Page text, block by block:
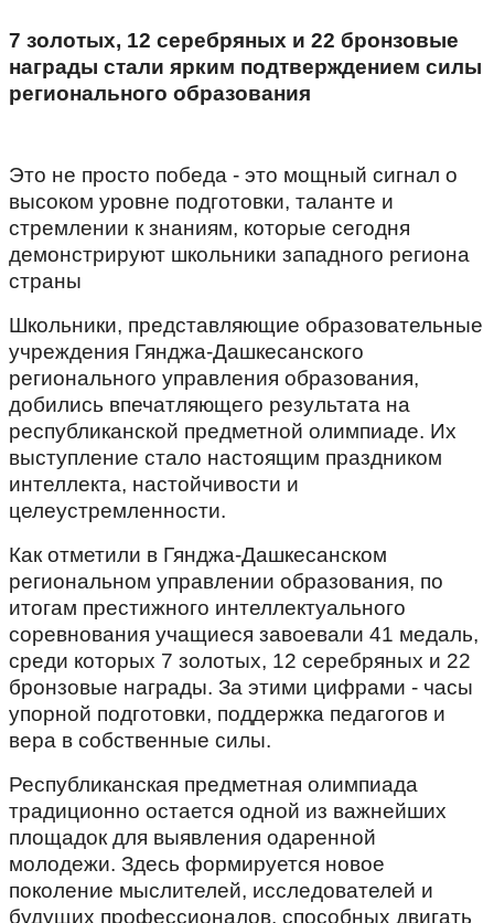
7 золотых, 12 серебряных и 22 бронзовые
награды стали ярким подтверждением силы
регионального образования
Это не просто победа - это мощный сигнал о
высоком уровне подготовки, таланте и
стремлении к знаниям, которые сегодня
демонстрируют школьники западного региона
страны
Школьники, представляющие образовательные
учреждения Гянджа-Дашкесанского
регионального управления образования,
добились впечатляющего результата на
республиканской предметной олимпиаде. Их
выступление стало настоящим праздником
интеллекта, настойчивости и
целеустремленности.
Как отметили в Гянджа-Дашкесанском
региональном управлении образования, по
итогам престижного интеллектуального
соревнования учащиеся завоевали 41 медаль,
среди которых 7 золотых, 12 серебряных и 22
бронзовые награды. За этими цифрами - часы
упорной подготовки, поддержка педагогов и
вера в собственные силы.
Республиканская предметная олимпиада
традиционно остается одной из важнейших
площадок для выявления одаренной
молодежи. Здесь формируется новое
поколение мыслителей, исследователей и
будущих профессионалов, способных двигать